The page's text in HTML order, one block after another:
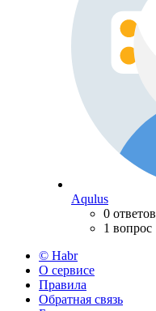
Aqulus
0 ответов
1 вопрос
© Habr
О сервисе
Правила
Обратная связь